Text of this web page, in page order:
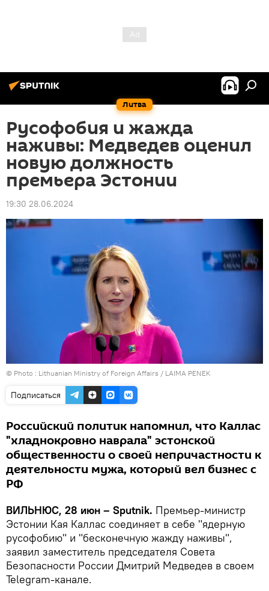
Литва
Русофобия и жажда
наживы: Медведев оценил
новую должность
премьера Эстонии
19:30 28.06.2024
© Photo : Lithuanian Ministry of Foreign Affairs / LAIMA PENEK
Подписаться
Российский политик напомнил, что Каллас
"хладнокровно наврала" эстонской
общественности о своей непричастности к
деятельности мужа, который вел бизнес с
РФ
ВИЛЬНЮС, 28 июн – Sputnik. Премьер-министр
Эстонии Кая Каллас соединяет в себе "ядерную
русофобию" и "бесконечную жажду наживы",
заявил заместитель председателя Совета
Безопасности России Дмитрий Медведев в своем
Telegram-канале.